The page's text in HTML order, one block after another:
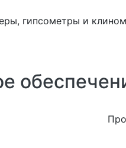
гипсометры и